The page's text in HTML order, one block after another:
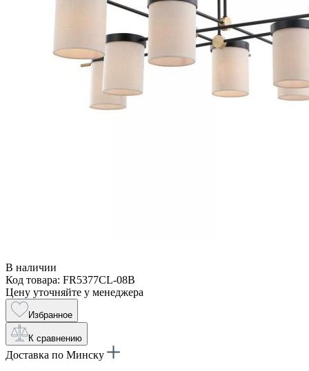
В наличии
Код товара: FR5377CL-08B
Цену уточняйте у менеджера
Избранное
К сравнению
Доставка по Минску